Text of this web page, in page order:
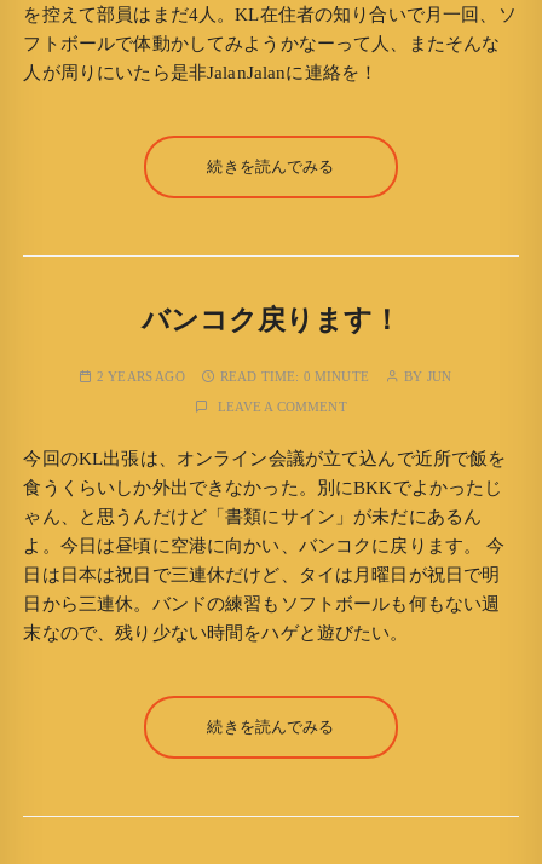
を控えて部員はまだ4人。KL在住者の知り合いで月一回、ソ
フトボールで体動かしてみようかなーって人、またそんな
人が周りにいたら是非JalanJalanに連絡を！
続きを読んでみる
バンコク戻ります！
2 YEARS AGO READ TIME: 0 MINUTE BY JUN
LEAVE A COMMENT
今回のKL出張は、オンライン会議が立て込んで近所で飯を
食うくらいしか外出できなかった。別にBKKでよかったじ
ゃん、と思うんだけど「書類にサイン」が未だにあるん
よ。今日は昼頃に空港に向かい、バンコクに戻ります。 今
日は日本は祝日で三連休だけど、タイは月曜日が祝日で明
日から三連休。バンドの練習もソフトボールも何もない週
末なので、残り少ない時間をハゲと遊びたい。
続きを読んでみる